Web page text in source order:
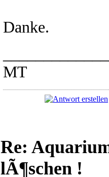
Danke.
MT
Re:
lÃ¶schen !